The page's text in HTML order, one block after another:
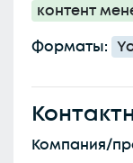
контент
Форматы:
Компания/